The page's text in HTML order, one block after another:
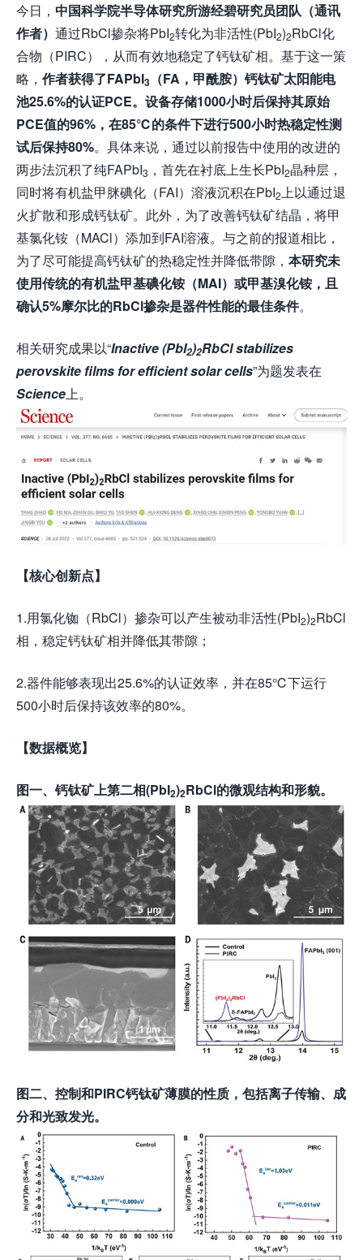
今日， 中国科学院半导体研究所游经碧研究员团队 （通讯
作者） 通过RbCl掺杂将PbI2转化为非活性(PbI2)2RbCl化
合物（PIRC），从而有效地稳定了钙钛矿相。基于这一策
略， 作者获得了FAPbI3 （FA，甲酰胺）钙钛矿太阳能电
池25.6%的认证PCE。设备存储1000小时后保持其原始
PCE值的96%，在85℃的条件下进行500小时热稳定性测
试后保持80%。具体来说，通过以前报告中使用的改进的
两步法沉积了纯FAPbI3 ，首先在衬底上生长PbI2晶种层，
同时将有机盐甲脒碘化（FAI）溶液沉积在PbI2上以通过退
火扩散和形成钙钛矿。此外，为了改善钙钛矿结晶，将甲
基氯化铵（MACl）添加到FAI溶液。与之前的报道相比，
为了尽可能提高钙钛矿的热稳定性并降低带隙， 本研究未
使用传统的有机盐甲基碘化铵（MAI）或甲基溴化铵，且
确认5%摩尔比的RbCl掺杂是器件性能的最佳条件。
相关研究成果以“Inactive (PbI2)2RbCl stabilizes
perovskite films for efficient solar cells”为题发表在
Science上。
【核心创新点】
1.用氯化铷（RbCl）掺杂可以产生被动非活性(PbI2)2RbCl
相，稳定钙钛矿相并降低其带隙；
2.器件能够表现出25.6%的认证效率，并在85℃下运行
500小时后保持该效率的80%。
【数据概览】
图一、钙钛矿上第二相(PbI2)2RbCl的微观结构和形貌。
图二、控制和PIRC钙钛矿薄膜的性质，包括离子传输、成
分和光致发光。